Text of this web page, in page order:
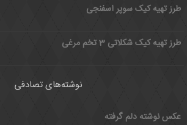
طرز تهیه کیک سوپر اسفنجی
طرز تهیه کیک شکلاتی 3 تخم مرغی
نوشته‌های تصادفی
عکس نوشته دلم گرفته